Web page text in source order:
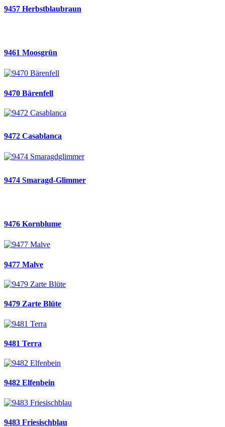
9457 Herbstblaubraun
9461 Moosgrün
9470 Bärenfell
9472 Casablanca
9474 Smaragd-Glimmer
9476 Kornblume
9477 Malve
9479 Zarte Blüte
9481 Terra
9482 Elfenbein
9483 Friesischblau